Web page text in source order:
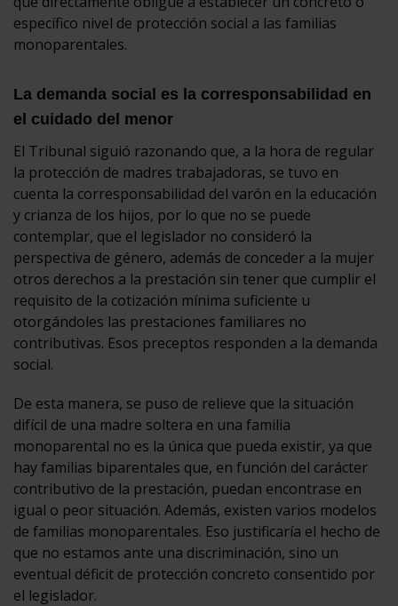
específico nivel de protección social a las familias
monoparentales.
La demanda social es la corresponsabilidad en
el cuidado del menor
El Tribunal siguió razonando que, a la hora de regular
la protección de madres trabajadoras, se tuvo en
cuenta la corresponsabilidad del varón en la educación
y crianza de los hijos, por lo que no se puede
contemplar, que el legislador no consideró la
perspectiva de género, además de conceder a la mujer
otros derechos a la prestación sin tener que cumplir el
requisito de la cotización mínima suficiente u
otorgándoles las prestaciones familiares no
contributivas. Esos preceptos responden a la demanda
social.
De esta manera, se puso de relieve que la situación
difícil de una madre soltera en una familia
monoparental no es la única que pueda existir, ya que
hay familias biparentales que, en función del carácter
contributivo de la prestación, puedan encontrase en
igual o peor situación. Además, existen varios modelos
de familias monoparentales. Eso justificaría el hecho de
que no estamos ante una discriminación, sino un
eventual déficit de protección concreto consentido por
el legislador.